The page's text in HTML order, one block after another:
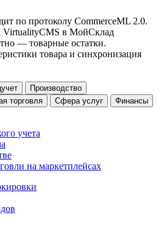
по протоколу CommerceML 2.0.
VirtualityCMS в МойСклад
— товарные остатки.
товара и синхронизация
Производство
торговля Сфера услуг Финансы
учета
на маркетплейсах